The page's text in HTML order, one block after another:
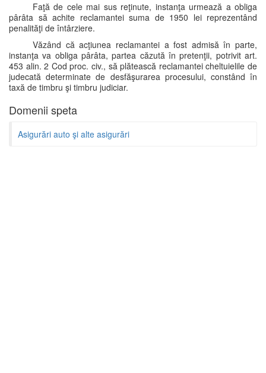
Faţă de cele mai sus reţinute, instanţa urmează a obliga
pârâta să achite reclamantei suma de 1950 lei reprezentând
penalităţi de întârziere.
Văzând că acţiunea reclamantei a fost admisă în parte,
instanţa va obliga pârâta, partea căzută în pretenţii, potrivit art.
453 alin. 2 Cod proc. civ., să plătească reclamantei cheltuielile de
judecată determinate de desfăşurarea procesului, constând în
taxă de timbru şi timbru judiciar.
Domenii speta
Asigurări auto şi alte asigurări